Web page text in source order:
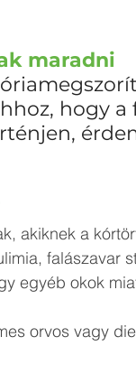
maradni
hogy a
falászavar